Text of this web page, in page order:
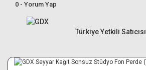
0 - Yorum Yap
Türkiye Yetkili Satıcısı